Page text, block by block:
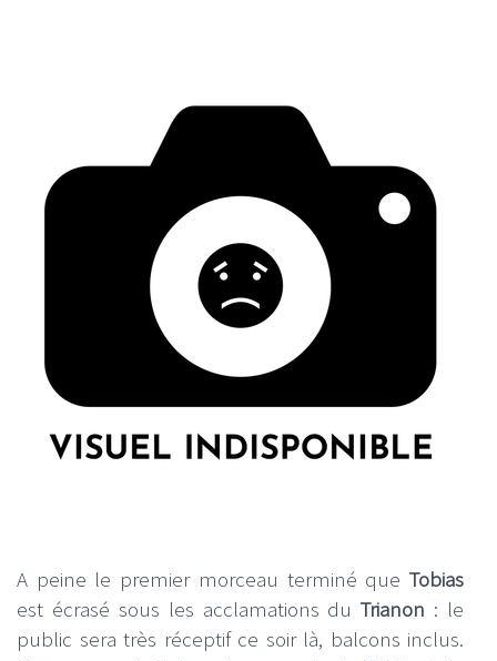
A peine le premier morceau terminé que Tobias
est écrasé sous les acclamations duTrianon : le
public sera très réceptif ce soir là, balcons inclus.